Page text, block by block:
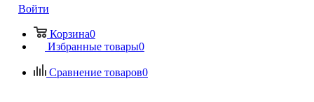
Войти
Корзина0
Избранные товары0
Сравнение товаров0